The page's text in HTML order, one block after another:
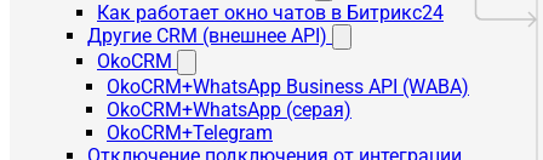
Как работает окно чатов в Битрикс24
Другие CRM (внешнее API)
OkoCRM
OkoCRM+WhatsApp Business API (WABA)
OkoCRM+WhatsApp (серая)
OkoCRM+Telegram